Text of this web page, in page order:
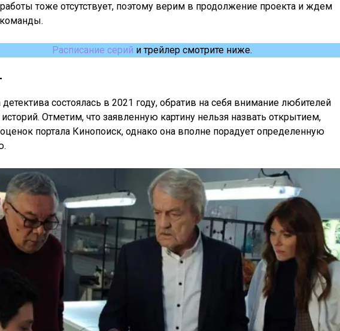
тоже отсутствует, поэтому верим в продолжение проекта и ждем
Расписание серий и трейлер смотрите ниже.
состоялась в 2021 году, обратив на себя внимание любителей
Отметим, что заявленную картину нельзя назвать открытием,
портала Кинопоиск, однако она вполне порадует определенную